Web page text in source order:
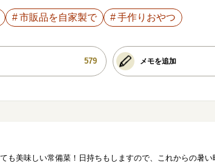
市販品を自家製で 手作りおやつ
579 メモを追加
も美味しい常備菜！日持ちもしますので、これからの暑い